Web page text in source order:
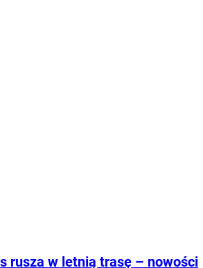
rusza w letnią trasę – nowości